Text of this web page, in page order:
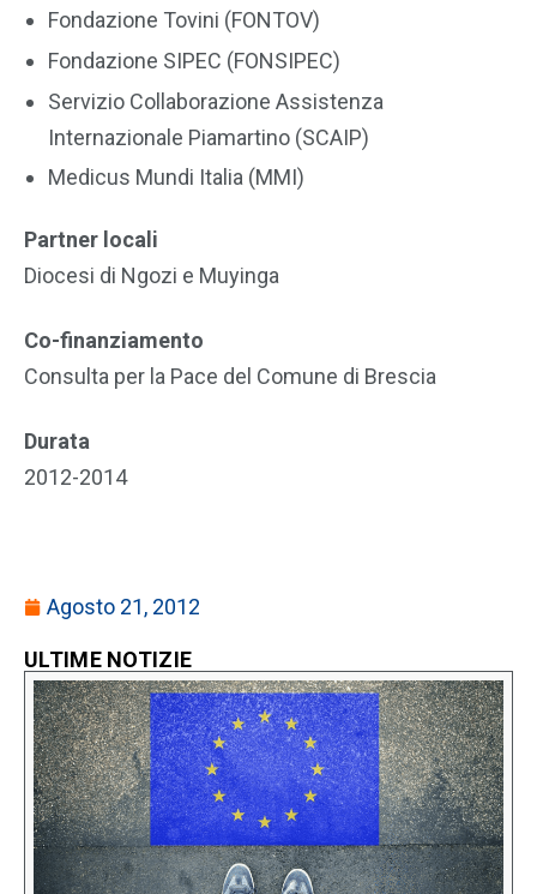
Fondazione Tovini (FONTOV)
Fondazione SIPEC (FONSIPEC)
Servizio Collaborazione Assistenza
Internazionale Piamartino (SCAIP)
Medicus Mundi Italia (MMI)
Partner locali
Diocesi di Ngozi e Muyinga
Co-finanziamento
Consulta per la Pace del Comune di Brescia
Durata
2012-2014
Agosto 21, 2012
ULTIME NOTIZIE